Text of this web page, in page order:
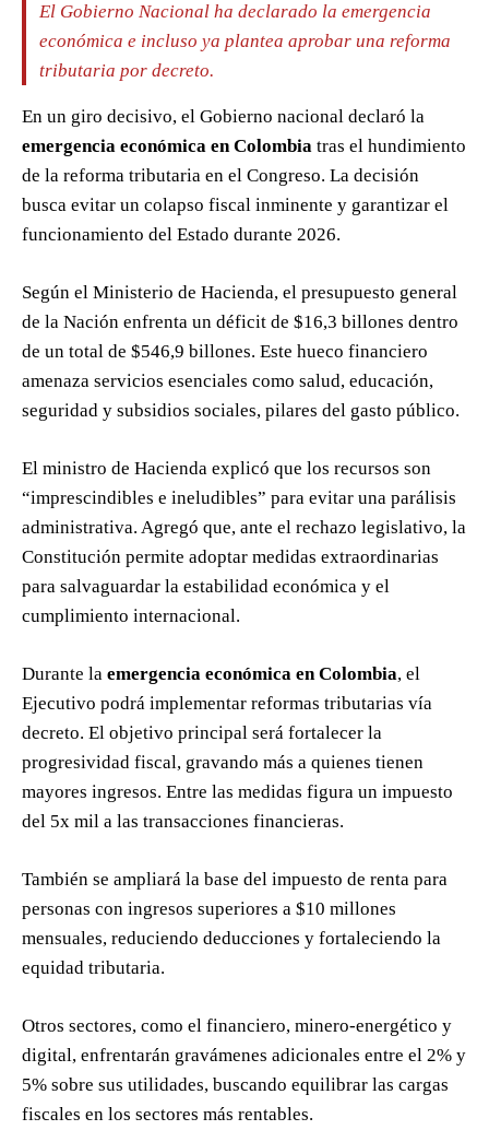
El Gobierno Nacional ha declarado la emergencia
económica e incluso ya plantea aprobar una reforma
tributaria por decreto.
En un giro decisivo, el Gobierno nacional declaró la
emergencia económica en Colombia tras el hundimiento
de la reforma tributaria en el Congreso. La decisión
busca evitar un colapso fiscal inminente y garantizar el
funcionamiento del Estado durante 2026.
Según el Ministerio de Hacienda, el presupuesto general
de la Nación enfrenta un déficit de $16,3 billones dentro
de un total de $546,9 billones. Este hueco financiero
amenaza servicios esenciales como salud, educación,
seguridad y subsidios sociales, pilares del gasto público.
El ministro de Hacienda explicó que los recursos son
“imprescindibles e ineludibles” para evitar una parálisis
administrativa. Agregó que, ante el rechazo legislativo, la
Constitución permite adoptar medidas extraordinarias
para salvaguardar la estabilidad económica y el
cumplimiento internacional.
Durante la emergencia económica en Colombia, el
Ejecutivo podrá implementar reformas tributarias vía
decreto. El objetivo principal será fortalecer la
progresividad fiscal, gravando más a quienes tienen
mayores ingresos. Entre las medidas figura un impuesto
del 5x mil a las transacciones financieras.
También se ampliará la base del impuesto de renta para
personas con ingresos superiores a $10 millones
mensuales, reduciendo deducciones y fortaleciendo la
equidad tributaria.
Otros sectores, como el financiero, minero-energético y
digital, enfrentarán gravámenes adicionales entre el 2% y
5% sobre sus utilidades, buscando equilibrar las cargas
fiscales en los sectores más rentables.